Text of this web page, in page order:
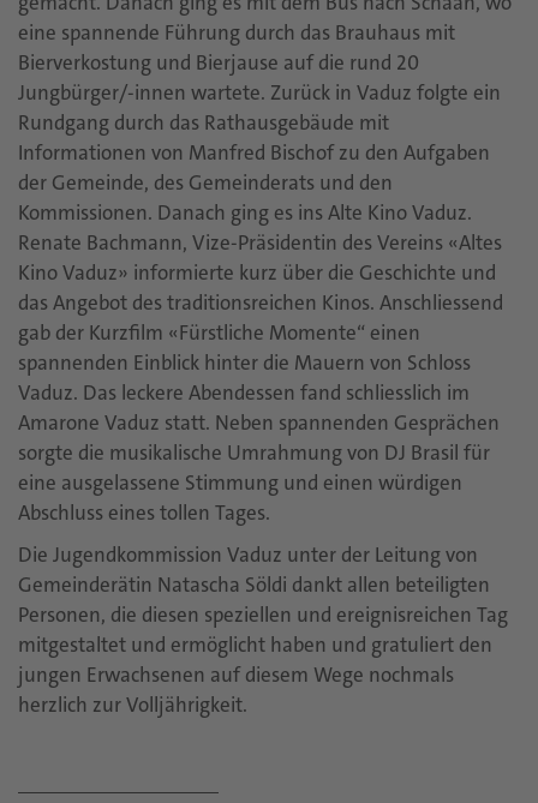
eine spannende Führung durch das Brauhaus mit
Bierverkostung und Bierjause auf die rund 20
Jungbürger/-innen wartete. Zurück in Vaduz folgte ein
Rundgang durch das Rathausgebäude mit
Informationen von Manfred Bischof zu den Aufgaben
der Gemeinde, des Gemeinderats und den
Kommissionen. Danach ging es ins Alte Kino Vaduz.
Renate Bachmann, Vize-Präsidentin des Vereins «Altes
Kino Vaduz» informierte kurz über die Geschichte und
das Angebot des traditionsreichen Kinos. Anschliessend
gab der Kurzfilm «Fürstliche Momente“ einen
spannenden Einblick hinter die Mauern von Schloss
Vaduz. Das leckere Abendessen fand schliesslich im
Amarone Vaduz statt. Neben spannenden Gesprächen
sorgte die musikalische Umrahmung von DJ Brasil für
eine ausgelassene Stimmung und einen würdigen
Abschluss eines tollen Tages.
Die Jugendkommission Vaduz unter der Leitung von
Gemeinderätin Natascha Söldi dankt allen beteiligten
Personen, die diesen speziellen und ereignisreichen Tag
mitgestaltet und ermöglicht haben und gratuliert den
jungen Erwachsenen auf diesem Wege nochmals
herzlich zur Volljährigkeit.